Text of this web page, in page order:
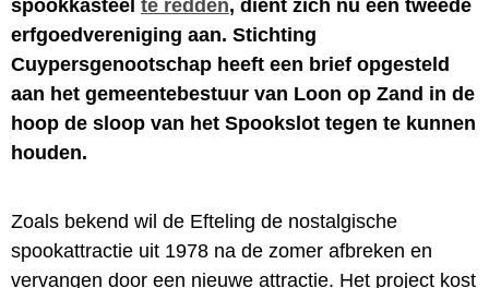
spookkasteel te redden, dient zich nu een tweede
erfgoedvereniging aan. Stichting
Cuypersgenootschap heeft een brief opgesteld
aan het gemeentebestuur van Loon op Zand in de
hoop de sloop van het Spookslot tegen te kunnen
houden.
Zoals bekend wil de Efteling de nostalgische
spookattractie uit 1978 na de zomer afbreken en
vervangen door een nieuwe attractie. Het project kost